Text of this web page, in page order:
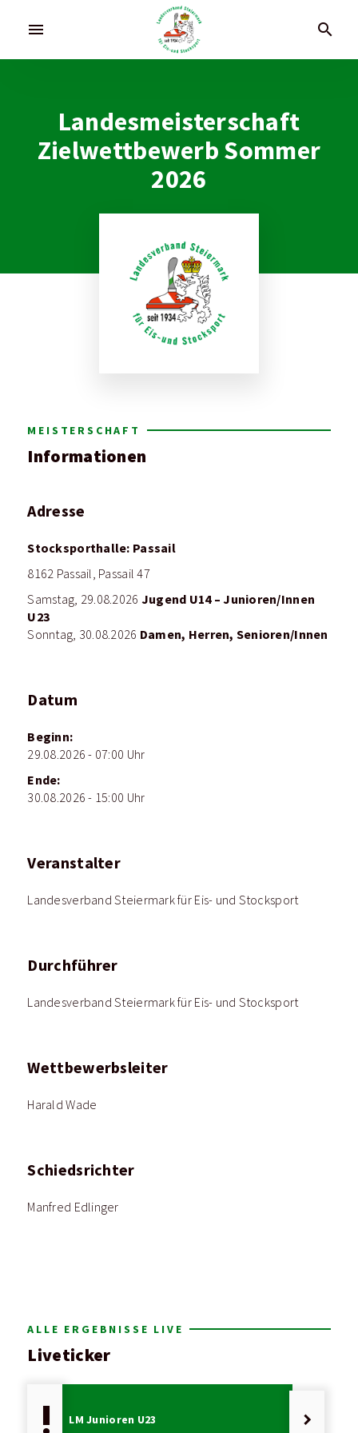
menu search
Landesmeisterschaft
Zielwettbewerb Sommer
2026
MEISTERSCHAFT
Informationen
Adresse
Stocksporthalle: Passail
8162 Passail, Passail 47
Samstag, 29.08.2026 Jugend U14 – Junioren/Innen
U23
Sonntag, 30.08.2026 Damen, Herren, Senioren/Innen
Datum
Beginn:
29.08.2026 - 07:00 Uhr
Ende:
30.08.2026 - 15:00 Uhr
Veranstalter
Landesverband Steiermark für Eis- und Stocksport
Durchführer
Landesverband Steiermark für Eis- und Stocksport
Wettbewerbsleiter
Harald Wade
Schiedsrichter
Manfred Edlinger
ALLE ERGEBNISSE LIVE
Liveticker
priority_high LM Junioren U23 keyboard_arrow_right